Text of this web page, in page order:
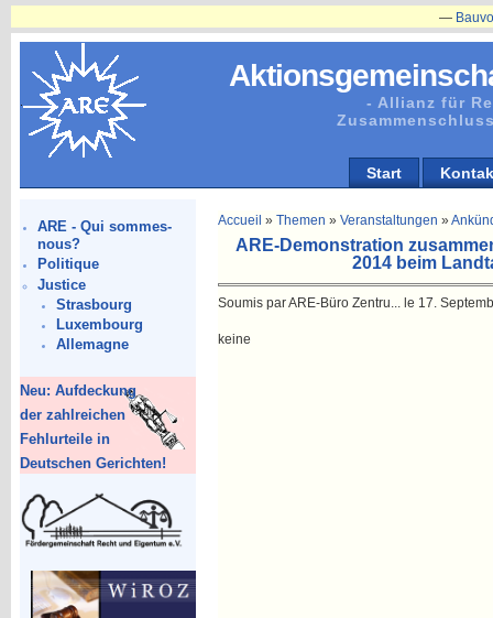
- Allianz für
Start
ARE - Qui sommes-
nous?
Politique
Justice
Strasbourg
Luxembourg
Allemagne
Neu: Aufdeckung
der zahlreichen
Fehlurteile in
Deutschen Gerichten!
Accueil » Themen » Veranstaltungen »
ARE-Demonstration
2014 beim
Soumis par ARE-Büro Zentru... le 17.
keine